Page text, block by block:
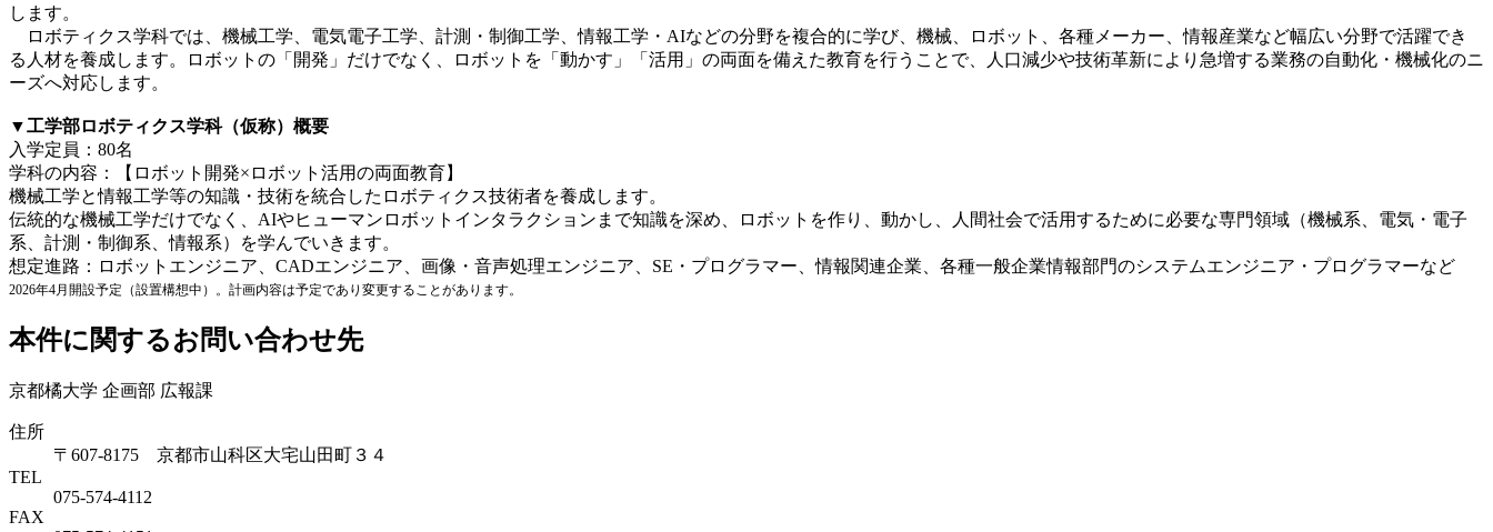
します。
ロボティクス学科では、機械工学、電気電子工学、計測・制御工学、情報工学・AIなどの分野を複合的に学び、機械、ロボット、各種メーカー、情報産業など幅広い分野で活躍でき
る人材を養成します。ロボットの「開発」だけでなく、ロボットを「動かす」「活用」の両面を備えた教育を行うことで、人口減少や技術革新により急増する業務の自動化・機械化のニ
ーズへ対応します。
▼工学部ロボティクス学科（仮称）概要
入学定員：80名
学科の内容：【ロボット開発×ロボット活用の両面教育】
機械工学と情報工学等の知識・技術を統合したロボティクス技術者を養成します。
伝統的な機械工学だけでなく、AIやヒューマンロボットインタラクションまで知識を深め、ロボットを作り、動かし、人間社会で活用するために必要な専門領域（機械系、電気・電子
系、計測・制御系、情報系）を学んでいきます。
想定進路：ロボットエンジニア、CADエンジニア、画像・音声処理エンジニア、SE・プログラマー、情報関連企業、各種一般企業情報部門のシステムエンジニア・プログラマーなど
2026年4月開設予定（設置構想中）。計画内容は予定であり変更することがあります。
本件に関するお問い合わせ先
京都橘大学 企画部 広報課
住所
〒607-8175 京都市山科区大宅山田町３４
TEL
075-574-4112
FAX